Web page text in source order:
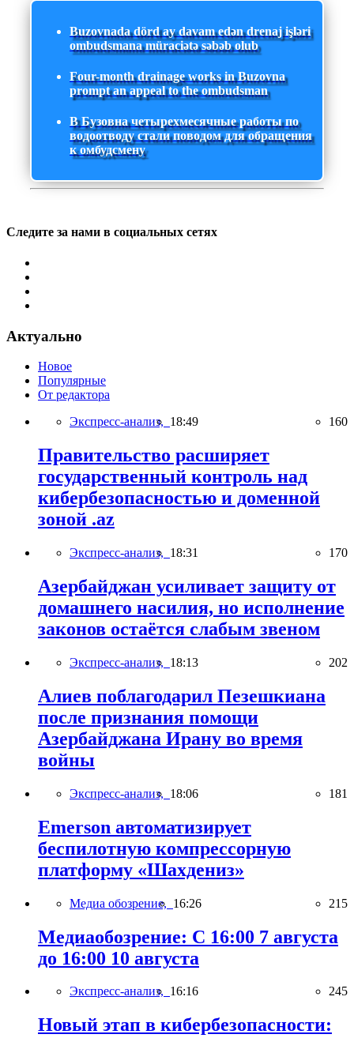
Buzovnada dörd ay davam edən drenaj işləri
ombudsmana müraciətə səbəb olub
Four-month drainage works in Buzovna
prompt an appeal to the ombudsman
В Бузовна четырехмесячные работы по
водоотводу стали поводом для обращения
к омбудсмену
Следите за нами в социальных сетях
Актуально
Новое
Популярные
От редактора
Экспресс-анализ, 18:49 160
Правительство расширяет
государственный контроль над
кибербезопасностью и доменной
зоной .az
Экспресс-анализ, 18:31 170
Азербайджан усиливает защиту от
домашнего насилия, но исполнение
законов остаётся слабым звеном
Экспресс-анализ, 18:13 202
Алиев поблагодарил Пезешкиана
после признания помощи
Азербайджана Ирану во время
войны
Экспресс-анализ, 18:06 181
Emerson автоматизирует
беспилотную компрессорную
платформу «Шахдениз»
Медиа обозрение, 16:26 215
Медиаобозрение: С 16:00 7 августа
до 16:00 10 августа
Экспресс-анализ, 16:16 245
Новый этап в кибербезопасности: